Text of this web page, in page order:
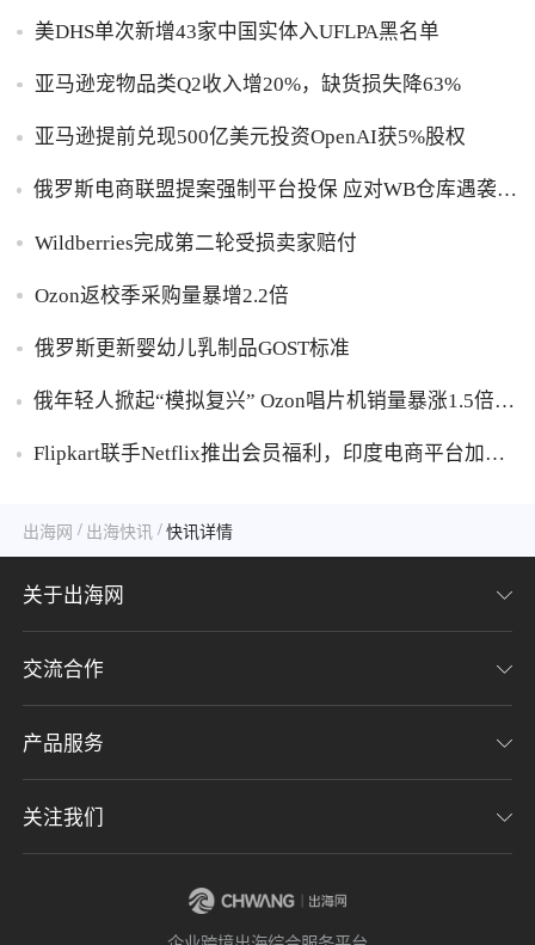
美DHS单次新增43家中国实体入UFLPA黑名单
亚马逊宠物品类Q2收入增20%，缺货损失降63%
亚马逊提前兑现500亿美元投资OpenAI获5%股权
俄罗斯电商联盟提案强制平台投保 应对WB仓库遇袭卖
Wildberries完成第二轮受损卖家赔付
Ozon返校季采购量暴增2.2倍
俄罗斯更新婴幼儿乳制品GOST标准
俄年轻人掀起“模拟复兴” Ozon唱片机销量暴涨1.5倍黑
Flipkart联手Netflix推出会员福利，印度电商平台加码
出海网 / 出海快讯 / 快讯详情
关于出海网
关于我们
加入我们
隐私协议
交流合作
联系我们
意见反馈
产品服务
CHWE全球跨境电商展
关注我们